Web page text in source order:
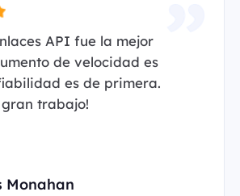
API fue la mejor
de velocidad es
es de primera.
gran trabajo!
Monahan